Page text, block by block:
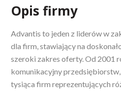
Opis firmy
Advantis to jeden z liderów w
dla firm, stawiający na
szeroki zakres oferty. Od 2001
komunikacyjny
tysiąca firm reprezentujących